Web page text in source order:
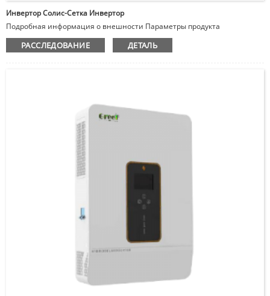
Инвертор Солис-Сетка Инвертор
Подробная информация о внешности Параметры продукта
РАССЛЕДОВАНИЕ ДЕТАЛЬ